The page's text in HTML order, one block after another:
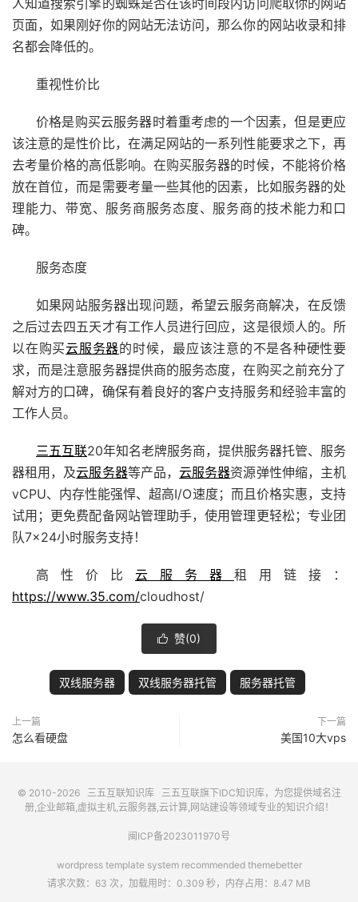
页面，如果刚好你的网站无法访问，那么你的网站收录和排
名都会降低的。
重视性价比
价格是购买云服务器时着重考虑的一个因素，但是更应
该注意的是性价比，在满足网站的一系列性能要求之下，再
去考量价格的高低影响。在购买服务器的时候，不能将价格
放在首位，而是需要考量一些其他的因素，比如服务器的处
理能力、带宽、服务商服务态度、服务商的技术能力和口
碑。
服务态度
如果网站服务器出现问题，希望云服务商解决，在反馈
之后过去四五天才有工作人员进行回应，这是很烦人的。所
以在购买云服务器的时候，最应该注意的不是各种硬性要
求，而是注意服务器提供商的服务态度，在购买之前充分了
解对方的口碑，确保有着良好的客户支持服务和经验丰富的
工作人员。
三五互联20年知名老牌服务商，提供服务器托管、服务
器租用，及云服务器等产品，云服务器资源弹性伸缩，主机
vCPU、内存性能强悍、超高I/O速度；而且价格实惠，支持
试用；更免费配备网站管理助手，使用管理更轻松；专业团
队7×24小时服务支持！
高性价比 云服务器 租用链接：
https://www.35.com/cloudhost/
 赞(0)
双线服务器 双线服务器托管 服务器托管
上一篇
怎么看硬盘
下一篇
美国10大vps
© 2010-2026 三五互联知识库 三五互联旗下IDC知识库，为您提供域名注
册,企业邮箱,虚拟主机,云服务器,云计算,网站建设等领域专业的知识介绍！
闽ICP备2023011970号
wordpress template system recommended themebetter
请求次数：63 次，加载用时：0.309 秒，内存占用：8.47 MB